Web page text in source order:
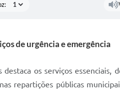
de urgência e emergência
os serviços essenciais,
repartições públicas